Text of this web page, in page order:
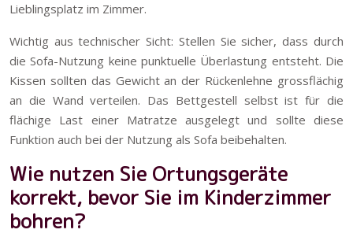
Lieblingsplatz im Zimmer.
Wichtig aus technischer Sicht: Stellen Sie sicher, dass durch
die Sofa-Nutzung keine punktuelle Überlastung entsteht. Die
Kissen sollten das Gewicht an der Rückenlehne grossflächig
an die Wand verteilen. Das Bettgestell selbst ist für die
flächige Last einer Matratze ausgelegt und sollte diese
Funktion auch bei der Nutzung als Sofa beibehalten.
Wie nutzen Sie Ortungsgeräte
korrekt, bevor Sie im Kinderzimmer
bohren?